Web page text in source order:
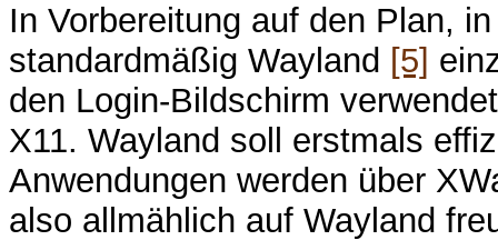
In Vorbereitung auf den Plan,
standardmäßig Wayland [5]
den Login-Bildschirm
X11. Wayland soll erstmals
Anwendungen werden über
also allmählich auf Wayland